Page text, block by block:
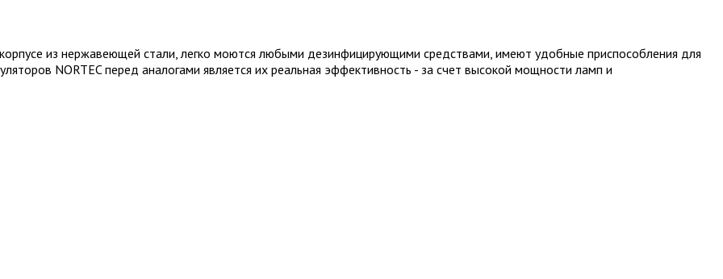
из нержавеющей стали, легко моются любыми дезинфицирующими средствами, имеют удобные приспособления для
NORTEC перед аналогами является их реальная эффективность - за счет высокой мощности ламп и